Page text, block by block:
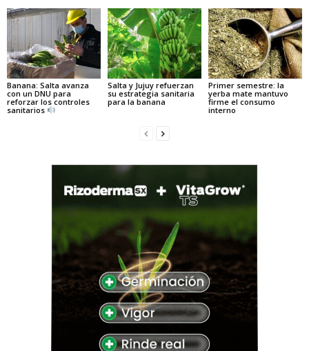
Banana: Salta avanza
con un DNU para
reforzar los controles
sanitarios
Salta y Jujuy refuerzan
su estrategia sanitaria
para la banana
Primer semestre: la
yerba mate mantuvo
firme el consumo
interno